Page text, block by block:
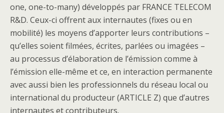
one, one-to-many) développés par FRANCE TELECOM
R&D. Ceux-ci offrent aux internautes (fixes ou en
mobilité) les moyens d’apporter leurs contributions –
qu’elles soient filmées, écrites, parlées ou imagées –
au processus d’élaboration de l’émission comme à
l’émission elle-même et ce, en interaction permanente
avec aussi bien les professionnels du réseau local ou
international du producteur (ARTICLE Z) que d’autres
internautes et contributeurs.